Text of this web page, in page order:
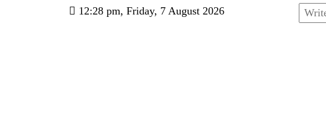
12:28 pm, Friday, 7 August 2026